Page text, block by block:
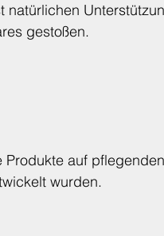
gestoßen.
auf
wurden.